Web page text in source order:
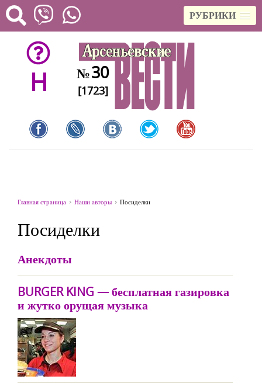
РУБРИКИ
H №30
[1723]
Главная страница Наши авторы Посиделки
Посиделки
Анекдоты
BURGER KING — бесплатная газировка
и жутко орущая музыка